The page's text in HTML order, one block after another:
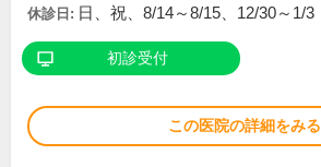
休診日: 日、祝、8/14～8/15、12/30～1/3
初診受付
この医院の詳細をみる